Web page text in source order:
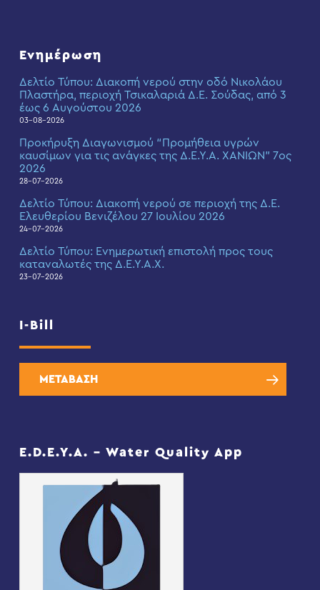
Ενημέρωση
Δελτίο Τύπου: Διακοπή νερού στην οδό Νικολάου
Πλαστήρα, περιοχή Τσικαλαριά Δ.Ε. Σούδας, από 3
έως 6 Αυγούστου 2026
03-08-2026
Προκήρυξη Διαγωνισμού “Προμήθεια υγρών
καυσίμων για τις ανάγκες της Δ.Ε.Υ.Α. ΧΑΝΙΩΝ” 7ος
2026
28-07-2026
Δελτίο Τύπου: Διακοπή νερού σε περιοχή της Δ.Ε.
Ελευθερίου Βενιζέλου 27 Ιουλίου 2026
24-07-2026
Δελτίο Τύπου: Eνημερωτική επιστολή προς τους
καταναλωτές της Δ.Ε.Υ.Α.Χ.
23-07-2026
I-Bill
ΜΕΤΑΒΑΣΗ
E.D.E.Y.A. – Water Quality App